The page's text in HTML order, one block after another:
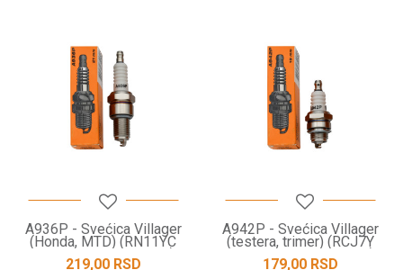
A936P - Svećica Villager
(Honda, MTD) (RN11YC
CHAMP - BPR5ES NGK) -
219,00 RSD
A942P - Svećica Villager
(testera, trimer) (RCJ7Y
CHAMP - BPMR6A NGK) -
179,00 RSD